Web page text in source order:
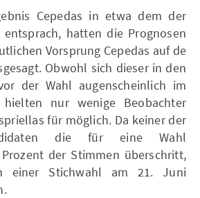
Cepedas in etwa dem der
hatten die Prognosen
Vorsprung Cepedas auf de
Obwohl sich dieser in den
der Wahl augenscheinlich im
nur wenige Beobachter
für möglich. Da keiner der
die für eine Wahl
der Stimmen überschritt,
einer Stichwahl am 21. Juni